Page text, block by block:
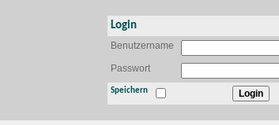
Login
Benutzername
Passwort
Speichern